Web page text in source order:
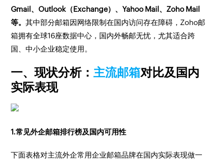
Gmail、Outlook（Exchange）、Yahoo Mail、Zoho Mail
等。其中部分邮箱因网络限制在国内访问存在障碍，Zoho邮
箱拥有全球16座数据中心，国内外畅邮无忧，尤其适合跨
国、中小企业稳定使用。
一、现状分析：主流邮箱对比及国内
实际表现
1.常见外企邮箱排行榜及国内可用性
下面表格对主流外企常用企业邮箱品牌在国内实际表现做一